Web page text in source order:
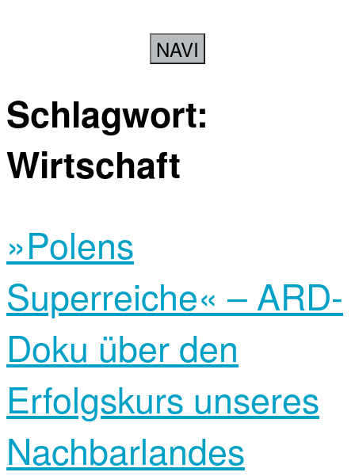
NAVI
Schlagwort:
Wirtschaft
»Polens
Superreiche« – ARD-
Doku über den
Erfolgskurs unseres
Nachbarlandes